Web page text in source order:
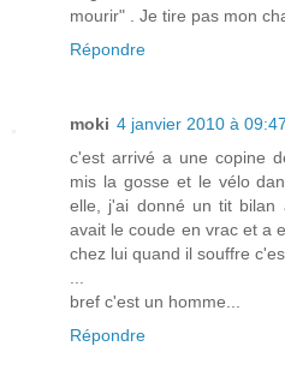
mourir" . Je tire pas mon
Répondre
moki 4 janvier 2010 à 09:47
c'est arrivé a une copine
mis la gosse et le vélo
elle, j'ai donné un tit bilan
avait le coude en vrac et a
chez lui quand il souffre
...
bref c'est un homme...
Répondre